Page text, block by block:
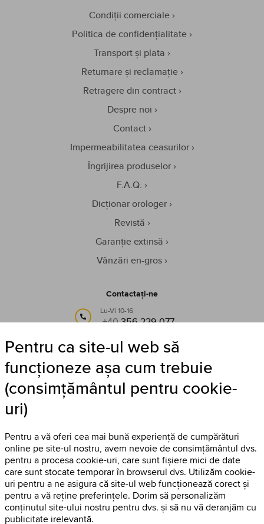
Condiții comerciale
Politica de confidențialitate
Transport și plata
Returnare și reclamație
Retragere din contract
Despre noi
Contact
Impermeabilitatea ceasurilor
Îngrijirea produselor
F.A.Q.
Dicționar orologer
Revistă
Garanție extinsă
Vânzări en-gros
Contactați-ne
Lu-Vi 10-16
+40356 229 077
sau pe e-mail:
info@timestore.ro
Urmăriți-ne
Pentru ca site-ul web să
funcționeze așa cum trebuie
(consimțământul pentru cookie-
uri)
Pentru a vă oferi cea mai bună experiență de cumpărături
online pe site-ul nostru, avem nevoie de consimțământul dvs.
pentru a procesa cookie-uri, care sunt fișiere mici de date
care sunt stocate temporar în browserul dvs. Utilizăm cookie-
uri pentru a ne asigura că site-ul web funcționează corect și
pentru a vă reține preferințele. Dorim să personalizăm
conținutul site-ului nostru pentru dvs. și să nu vă deranjăm cu
publicitate irelevantă.